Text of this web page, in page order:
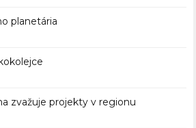
planetária
zvažuje projekty v regionu